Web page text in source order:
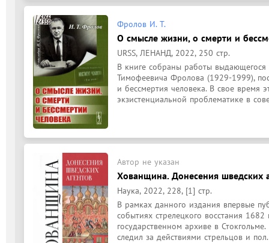
Фролов И. Т.
О смысле жизни, о смерти и
URSS, ЛЕНАНД, 2022, 250 стр.
В книге собраны работы
Тимофеевича Фролова (1929-1999),
и бессмертия человека. В свое время
экзистенциальной проблематике в
Автор не указан
Хованщина. Донесения шведских
Наука, 2022, 228, [1] стр.
В рамках данного издания впервые
событиях стрелецкого восстания
государственном архиве в
следил за действиями стрельцов и